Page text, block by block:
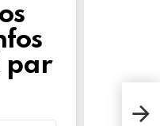
par